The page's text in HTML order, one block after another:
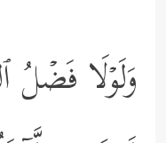
وَلَوۡلَا فَضۡلُ